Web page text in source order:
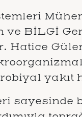
ve BİLGİ
Hatice
yakıt
sayesinde